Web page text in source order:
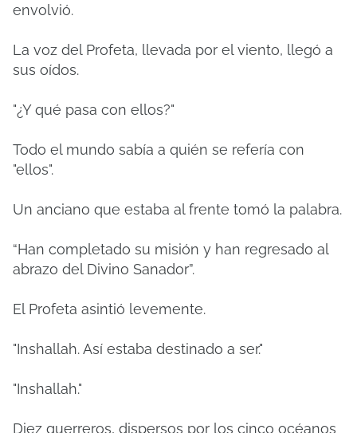
envolvió.
La voz del Profeta, llevada por el viento, llegó a
sus oídos.
"¿Y qué pasa con ellos?"
Todo el mundo sabía a quién se refería con
"ellos".
Un anciano que estaba al frente tomó la palabra.
“Han completado su misión y han regresado al
abrazo del Divino Sanador”.
El Profeta asintió levemente.
"Inshallah. Así estaba destinado a ser."
"Inshallah."
Diez guerreros, dispersos por los cinco océanos